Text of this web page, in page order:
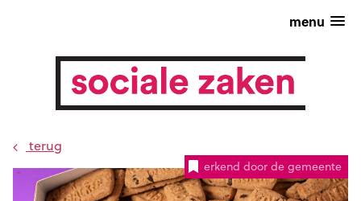
menu
terug
erkend door de gemeente